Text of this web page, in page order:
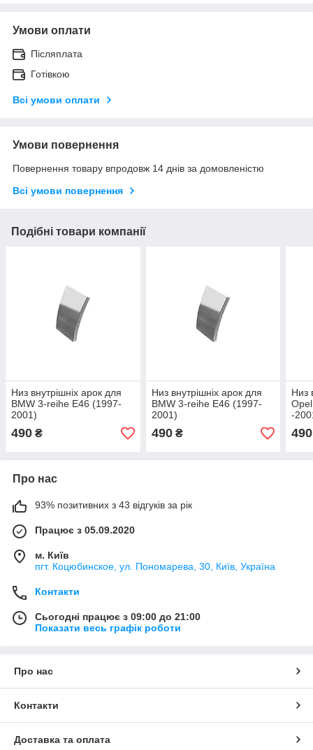
Умови оплати
Післяплата
Готівкою
Всі умови оплати
Умови повернення
Повернення товару впродовж 14 днів за домовленістю
Всі умови повернення
Подібні товари компанії
Низ внутрішніх арок для
BMW 3-reihe E46 (1997-
2001)
490 ₴
Низ внутрішніх арок для
BMW 3-reihe E46 (1997-
2001)
490₴
Низ
-
490
Про нас
93% позитивних з 43 відгуків за рік
Працює з 05.09.2020
м. Київ
пгт. Коцюбинское, ул. Пономарева, 30, Київ, Україна
Контакти
Сьогодні працює з 09:00 до 21:00
Показати весь графік роботи
Про нас
Контакти
Доставка та оплата